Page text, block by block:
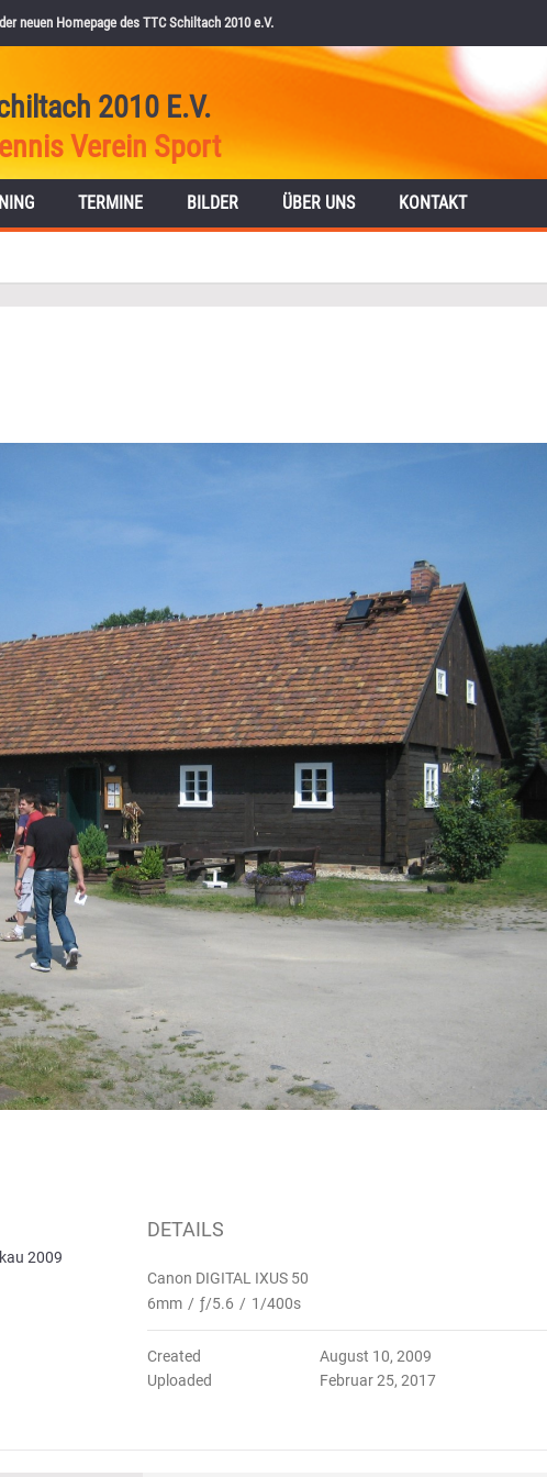
neuen Homepage des TTC Schiltach 2010 e.V.
2010 E.V.
Verein Sport
TERMINE BILDER ÜBER UNS KONTAKT
2009
DETAILS
Canon DIGITAL IXUS 50
6mm / ƒ/5.6 / 1/400s
Created
August 10, 2009
Uploaded
Februar 25, 2017